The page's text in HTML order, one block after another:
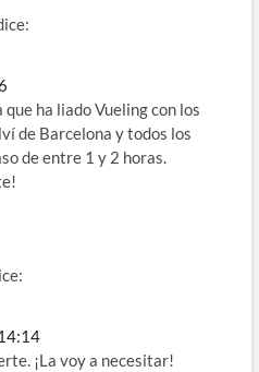
ha liado Vueling con los
de Barcelona y todos los
de entre 1 y 2 horas.
¡La voy a necesitar!